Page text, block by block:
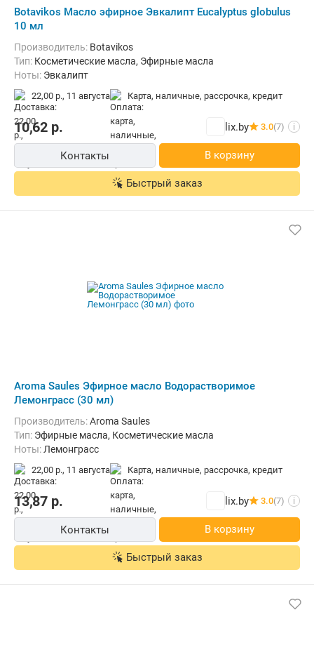
Botavikos Масло эфирное Эвкалипт Eucalyptus globulus
10 мл
Производитель: Botavikos
Тип: Косметические масла, Эфирные масла
Ноты: Эвкалипт
22,00 р., 11 августа карта, наличные, рассрочка, кредит
10,62 р. lix.by 3.0(7) i
Контакты В корзину
Быстрый заказ
Aroma Saules Эфирное масло Водорастворимое
Лемонграсс (30 мл)
Производитель:Aroma Saules
Тип: Эфирные масла, Косметические масла
Ноты: Лемонграсс
22,00 р., 11 августа карта, наличные, рассрочка, кредит
13,87 р. lix.by 3.0(7) i
Контакты В корзину
Быстрый заказ